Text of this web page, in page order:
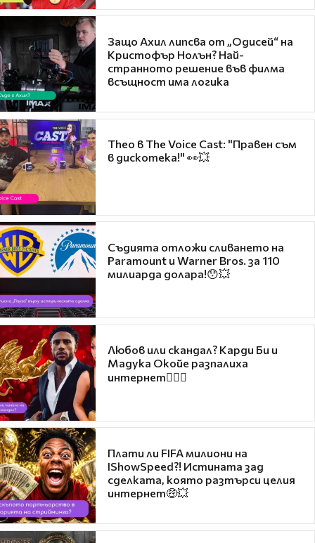
Защо Ахил липсва от „Одисей“ на
Кристофър Нолън? Най-
странното решение във филма
всъщност има логика
Theo в The Voice Cast: "Правен съм
в дискотека!" 👀💥
Съдията отложи сливането на
Paramount и Warner Bros. за 110
милиарда долара!😯💥
Любов или скандал? Карди Би и
Мадука Окойе разпалиха
интернет❤️‍🔥🔥
Плати ли FIFA милиони на
IShowSpeed?! Истината зад
сделката, която разтърси целия
интернет🤑💥